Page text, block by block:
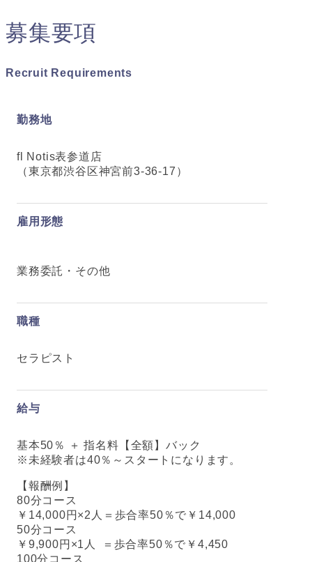
募集要項
Recruit Requirements
勤務地
fl Notis表参道店
（東京都渋谷区神宮前3-36-17）
雇用形態
業務委託・その他
職種
セラピスト
給与
基本50％ ＋ 指名料【全額】バック
※未経験者は40％～スタートになります。
【報酬例】
80分コース
￥14,000円×2人＝歩合率50％で￥14,000
50分コース
￥9,900円×1人 ＝歩合率50％で￥4,450
100分コース